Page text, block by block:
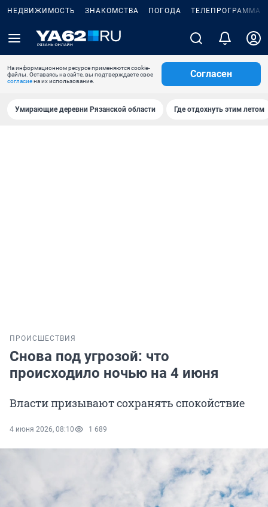
НЕДВИЖИМОСТЬ ЗНАКОМСТВА ПОГОДА ТЕЛЕПРОГРАММА
На информационном ресурсе применяются cookie-
файлы. Оставаясь на сайте, вы подтверждаете свое
согласиена их использование.
Согласен
Умирающие деревни Рязанской области Где отдохнуть этим летом
ПРОИСШЕСТВИЯ
Снова под угрозой: что
происходило ночью на 4 июня
Власти призывают сохранять спокойствие
4 июня 2026, 08:10 1 689